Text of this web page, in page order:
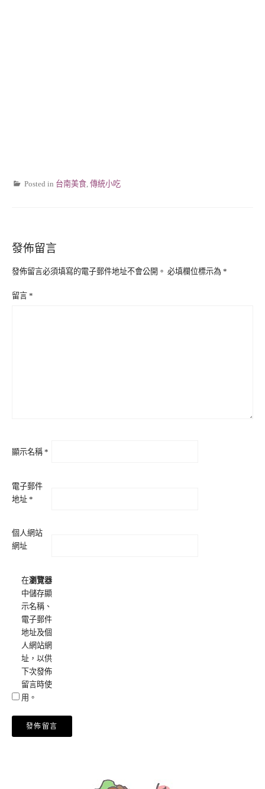
Posted in 台南美食, 傳統小吃
發佈留言
發佈留言必須填寫的電子郵件地址不會公開。 必填欄位標示為 *
留言 *
顯示名稱 *
電子郵件
地址 *
個人網站
網址
在瀏覽器
中儲存顯
示名稱、
電子郵件
地址及個
人網站網
址，以供
下次發佈
留言時使
用。